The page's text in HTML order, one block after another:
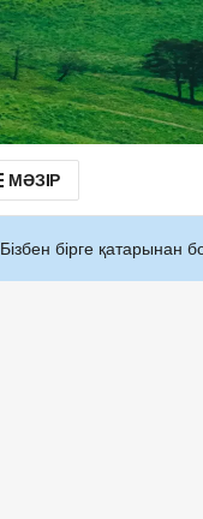
МӘЗІР
Бізбен бірге қатарынан